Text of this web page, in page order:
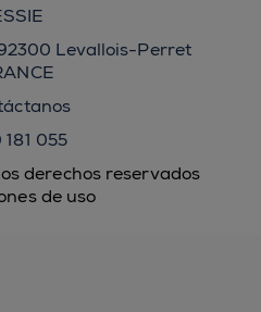
derechos reservados
de uso
Levallois-Perret
055